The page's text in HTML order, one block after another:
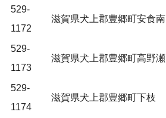
529-
1172
滋賀県犬上郡豊郷町安食南
529-
1173
滋賀県犬上郡豊郷町高野瀬
529-
1174
滋賀県犬上郡豊郷町下枝